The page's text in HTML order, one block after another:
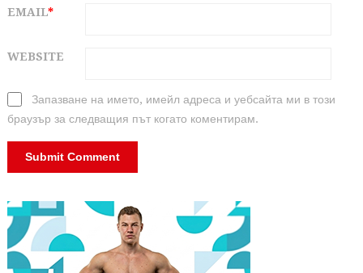
EMAIL*
WEBSITE
Запазване на името, имейл адреса и уебсайта ми в този
браузър за следващия път когато коментирам.